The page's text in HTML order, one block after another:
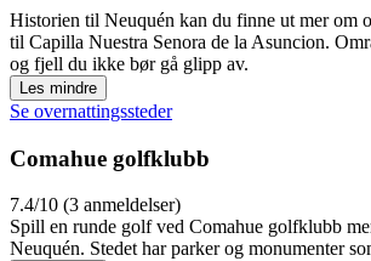
Historien til Neuquén kan du finne ut mer om
til Capilla Nuestra Senora de la Asuncion.
og fjell du ikke bør gå glipp av.
Les mindre
Se overnattingssteder
Comahue golfklubb
7.4/10 (3 anmeldelser)
Spill en runde golf ved Comahue golfklubb
Neuquén. Stedet har parker og monumenter